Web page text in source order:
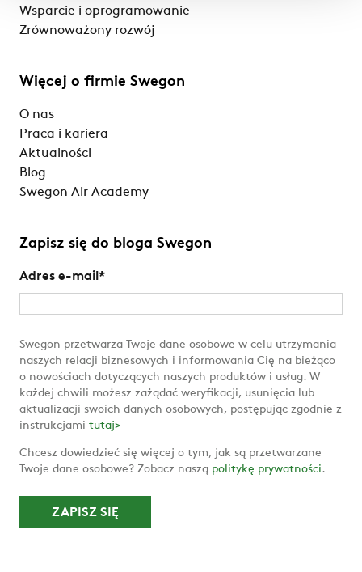
Wsparcie i oprogramowanie
Zrównoważony rozwój
Więcej o firmie Swegon
O nas
Praca i kariera
Aktualności
Blog
Swegon Air Academy
Zapisz się do bloga Swegon
Adres e-mail *
Swegon przetwarza Twoje dane osobowe w celu utrzymania
naszych relacji biznesowych i informowania Cię na bieżąco
o nowościach dotyczących naszych produktów i usług. W
każdej chwili możesz zażądać weryfikacji, usunięcia lub
aktualizacji swoich danych osobowych, postępując zgodnie z
instrukcjami tutaj>
Chcesz dowiedzieć się więcej o tym, jak są przetwarzane
Twoje dane osobowe? Zobacz naszą politykę prywatności.